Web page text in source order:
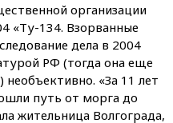
организации
«Ту-134. Взорванные
дела в 2004
РФ (тогда она еще
«За 11 лет
путь от морга до
жительница Волгограда,